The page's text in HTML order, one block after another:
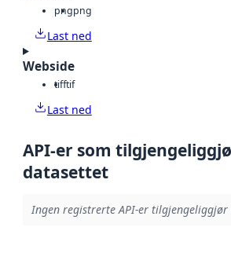
pngpng
Last ned
Webside
tifftif
Last ned
API-er som
datasettet
Ingen registrerte API-er tilgjengeliggjør